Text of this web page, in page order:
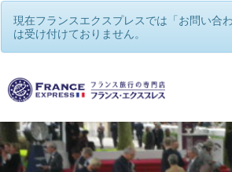
現在フランスエクスプレスでは「お問い合
は受け付けておりません。